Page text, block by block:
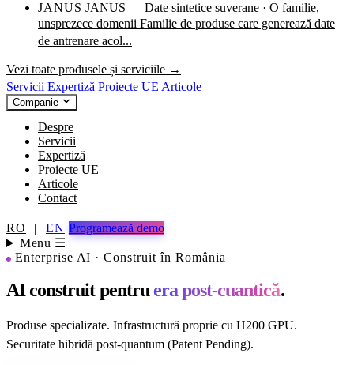
JANUS JANUS — Date sintetice suverane · O familie,
unsprezece domenii Familie de produse care generează date
de antrenare acol...
Vezi toate produsele și serviciile →
Servicii Expertiză Proiecte UE Articole
Companie
Despre
Servicii
Expertiză
Proiecte UE
Articole
Contact
RO | EN Programează demo
Menu ☰
Enterprise AI · Construit în România
AI construit pentruera post-cuantică.
Produse specializate. Infrastructură proprie cu H200 GPU.
Securitate hibridă post-quantum (Patent Pending).